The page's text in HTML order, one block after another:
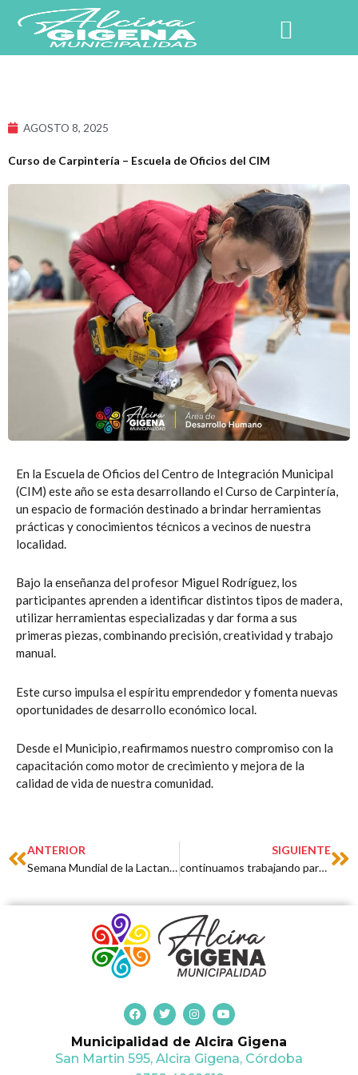
contenido
AGOSTO 8, 2025
Curso de Carpintería – Escuela de Oficios del CIM
En la Escuela de Oficios del Centro de Integración Municipal
(CIM) este año se esta desarrollando el Curso de Carpintería,
un espacio de formación destinado a brindar herramientas
prácticas y conocimientos técnicos a vecinos de nuestra
localidad.
Bajo la enseñanza del profesor Miguel Rodríguez, los
participantes aprenden a identificar distintos tipos de madera,
utilizar herramientas especializadas y dar forma a sus
primeras piezas, combinando precisión, creatividad y trabajo
manual.
Este curso impulsa el espíritu emprendedor y fomenta nuevas
oportunidades de desarrollo económico local.
Desde el Municipio, reafirmamos nuestro compromiso con la
capacitación como motor de crecimiento y mejora de la
calidad de vida de nuestra comunidad.
Prev
ANTERIOR
Semana Mundial de la Lactancia Materna
SIGUIENTE
continuamos trabajando para que cada aporte de los vecinos vuelva en obras y servicios
F
a
c
e
b
o
T
w
i
t
t
e
I
n
s
t
a
g
Y
o
u
t
u
b
Municipalidad de Alcira Gigena
San Martin 595, Alcira Gigena, Córdoba